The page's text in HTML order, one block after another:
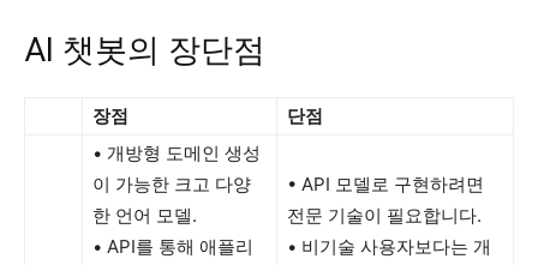
AI 챗봇의 장단점
장점 단점
• 개방형 도메인 생성
이 가능한 크고 다양
한 언어 모델.
• API를 통해 애플리
• API 모델로 구현하려면
전문 기술이 필요합니다.
• 비기술 사용자보다는 개